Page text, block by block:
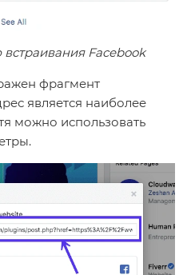
Facebook
фрагмент
является наиболее
можно использовать